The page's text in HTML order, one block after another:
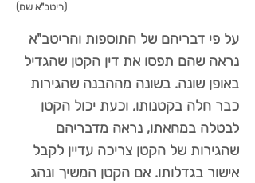
(ריטב"א שם)
על פי דבריהם של התוספות והריטב"א
נראה שהם תפסו את דין הקטן שהגדיל
באופן שונה. בשונה מההבנה שהגירות
כבר חלה בקטנותו, וכעת יכול הקטן
לבטלה במחאתו, נראה מדבריהם
שהגירות של הקטן צריכה עדיין לקבל
אישור בגדלותו. אם הקטן המשיך ונהג